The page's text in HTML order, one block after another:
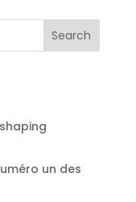
Search
un des